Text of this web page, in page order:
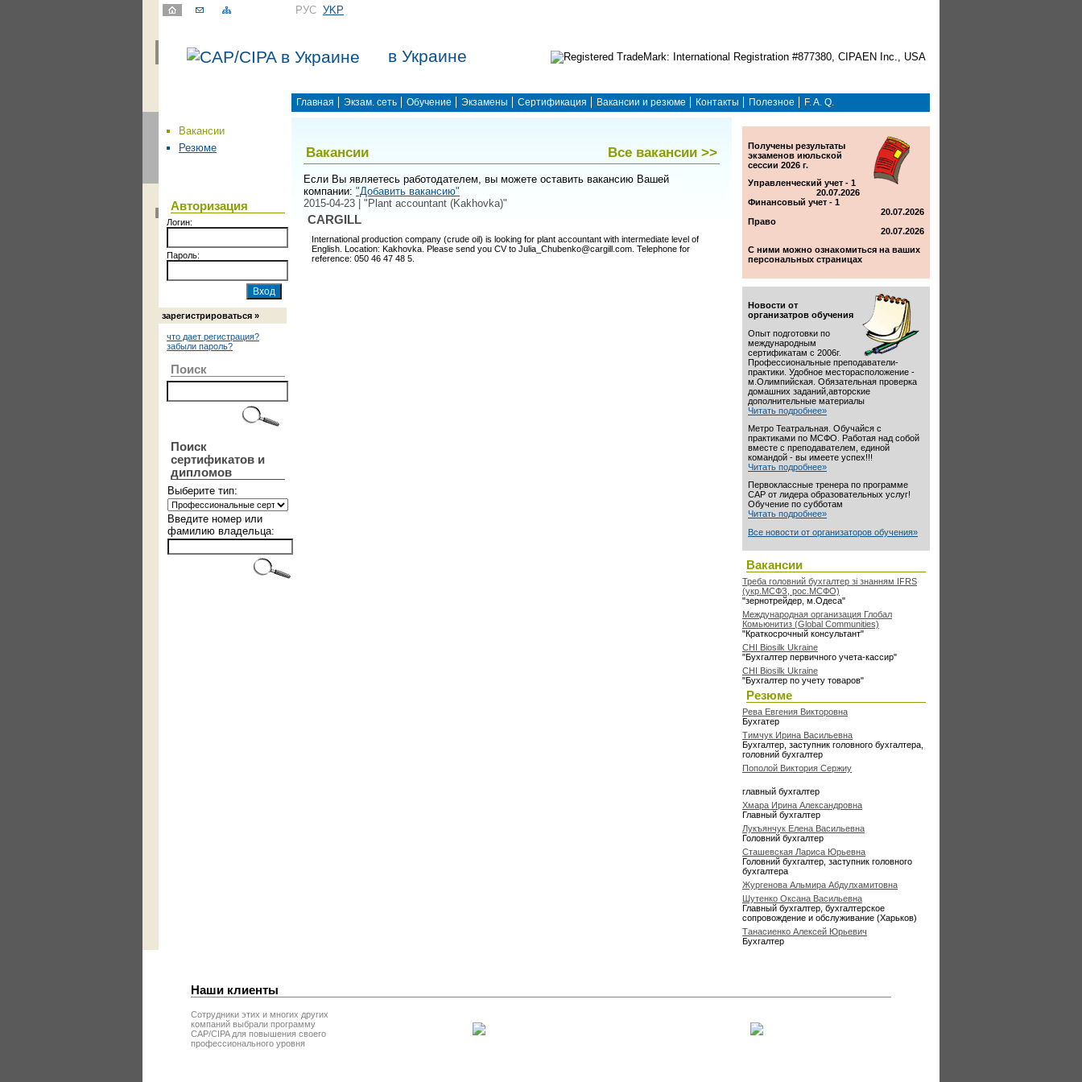
РУС УKР
в Украине
Главная Экзам. сеть Обучение Экзамены Сертификация Вакансии и резюме Контакты Полезное F. A. Q.
Вакансии
Резюме
Авторизация
Логин:
Пароль:
зарегистрироваться »
что дает регистрация?
забыли пароль?
Поиск
Поиск
сертификатов и
дипломов
Выберите тип:
Введите номер или
фамилию владельца:
Вакансии Все вакансии >>
Если Вы являетесь работодателем, вы можете оставить вакансию Вашей
компании: "Добавить вакансию"
2015-04-23 | "Plant accountant (Kakhovka)"
CARGILL
International production company (crude oil) is looking for plant accountant with intermediate level of
English. Location: Kakhovka. Please send you CV to Julia_Chubenko@cargill.com. Telephone for
reference: 050 46 47 48 5.
Получены результаты
экзаменов июльской
сессии 2026 г.
Управленческий учет - 1
20.07.2026
Финансовый учет - 1
20.07.2026
Право
20.07.2026
С ними можно ознакомиться на ваших
персональных страницах
Новости от
организатров обучения
Опыт подготовки по
международным
сертификатам с 2006г.
Профессиональные преподаватели-
практики. Удобное месторасположение -
м.Олимпийская. Обязательная проверка
домашних заданий,авторские
дополнительные материалы
Читать подробнее»
Метро Театральная. Обучайся с
практиками по МСФО. Работая над собой
вместе с преподавателем, единой
командой - вы имеете успех!!!
Читать подробнее»
Первоклассные тренера по программе
САР от лидера образовательных услуг!
Обучение по субботам
Читать подробнее»
Все новости от организаторов обучения»
Вакансии
Треба головний бухгалтер зі знанням IFRS
(укр.МСФЗ, рос.МСФО)
"зернотрейдер, м.Одеса"
Международная организация Глобал
Комьюнитиз (Global Communities)
"Краткосрочный консультант"
CHI Biosilk Ukraine
"Бухгалтер первичного учета-кассир"
CHI Biosilk Ukraine
"Бухгалтер по учету товаров"
Резюме
Рева Евгения Викторовна
Бухгатер
Тимчук Ирина Васильевна
Бухгалтер, заступник головного бухгалтера,
головний бухгалтер
Пополой Виктория Сержиу
главный бухгалтер
Хмара Ирина Александровна
Главный бухгалтер
Лукъянчук Елена Васильевна
Головний бухгалтер
Сташевская Лариса Юрьевна
Головний бухгалтер, заступник головного
бухгалтера
Жургенова Альмира Абдулхамитовна
Шутенко Оксана Васильевна
Главный бухгалтер, бухгалтерское
сопровождение и обслуживание (Харьков)
Танасиенко Алексей Юрьевич
Бухгалтер
Наши клиенты
Сотрудники этих и многих других
компаний выбрали программу
CAP/CIPA для повышения своего
профессионального уровня